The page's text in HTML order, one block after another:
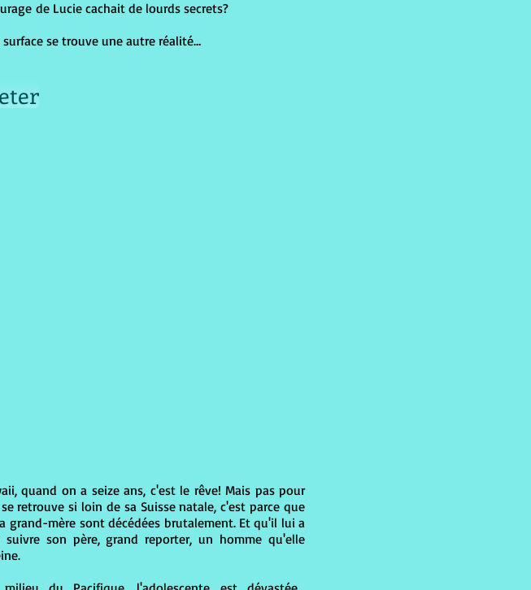
de Lucie cachait de lourds secrets?
surface se trouve une autre réalité…
quand on a seize ans, c'est le rêve! Mais pas pour
retrouve si loin de sa Suisse natale, c'est parce que
grand-mère sont décédées brutalement. Et qu'il lui a
son père, grand reporter, un homme qu'elle